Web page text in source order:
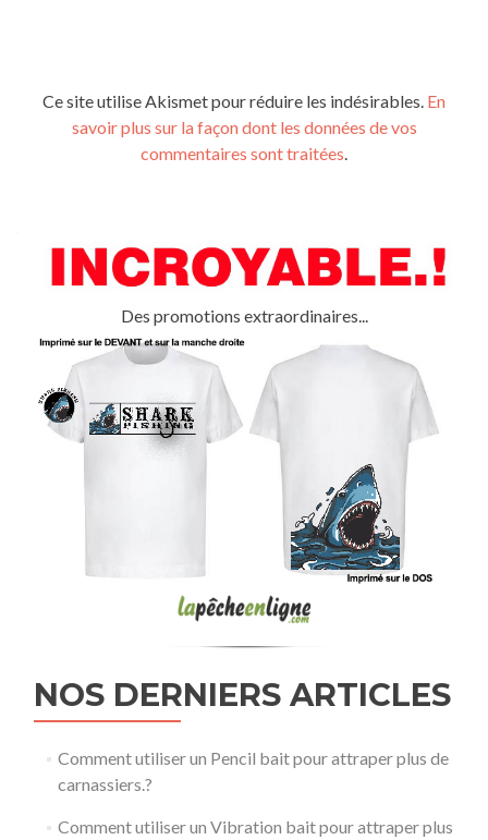
Ce site utilise Akismet pour réduire les indésirables. En
savoir plus sur la façon dont les données de vos
commentaires sont traitées.
Des promotions extraordinaires...
NOS DERNIERS ARTICLES
Comment utiliser un Pencil bait pour attraper plus de
carnassiers.?
Comment utiliser un Vibration bait pour attraper plus